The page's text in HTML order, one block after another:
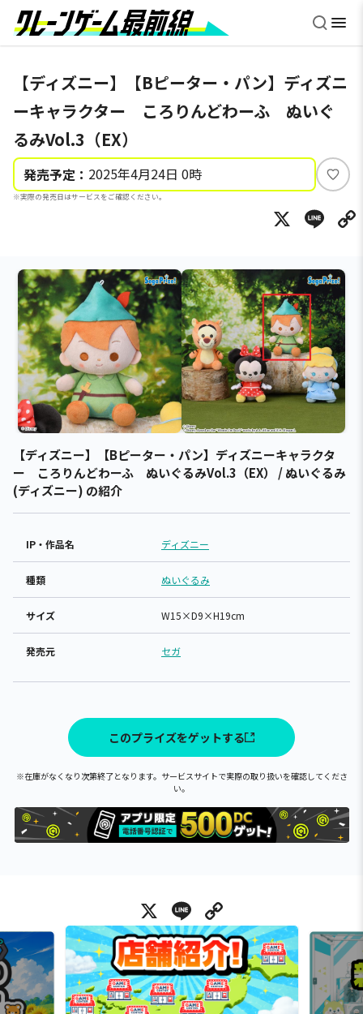
【ディズニー】【Bピーター・パン】ディズニ
ーキャラクター ころりんどわーふ ぬいぐ
るみVol.3（EX）
発売予定： 2025年4月24日 0時
※実際の発売日はサービスをご確認ください。
い
ね
X
【ディズニー】【Bピーター・パン】ディズニーキャラクタ
ー ころりんどわーふ ぬいぐるみVol.3（EX） / ぬいぐるみ
(ディズニー) の紹介
IP・作品名 ディズニー
種類 ぬいぐるみ
サイズ W15×D9×H19cm
発売元 セガ
このプライズをゲットする
※在庫がなくなり次第終了となります。サービスサイトで実際の取り扱いを確認してくださ
い。
X Line